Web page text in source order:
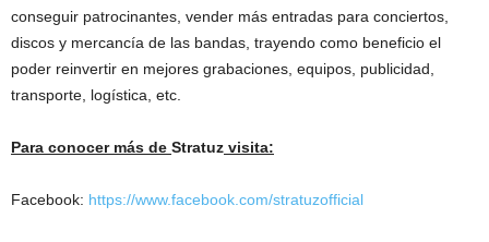
conseguir patrocinantes, vender más entradas para conciertos,
discos y mercancía de las bandas, trayendo como beneficio el
poder reinvertir en mejores grabaciones, equipos, publicidad,
transporte, logística, etc.
Para conocer más de Stratuz visita:
Facebook: https://www.facebook.com/stratuzofficial